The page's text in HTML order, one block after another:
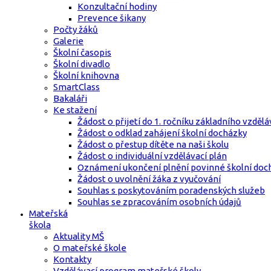
Konzultační hodiny
Prevence šikany
Počty žáků
Galerie
Školní časopis
Školní divadlo
Školní knihovna
SmartClass
Bakaláři
Ke stažení
Žádost o přijetí do 1. ročníku základního
Žádost o odklad zahájení školní docházky
Žádost o přestup dítěte na naši školu
Žádost o individuální vzdělávací plán
Oznámení ukončení plnění povinné školní
Žádost o uvolnění žáka z vyučování
Souhlas s poskytováním poradenských služeb
Souhlas se zpracováním osobních údajů
Mateřská
škola
Aktuality MŠ
O mateřské škole
Kontakty